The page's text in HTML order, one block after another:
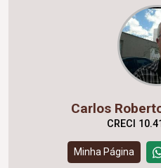
Carlos
CRECI
Minha Página